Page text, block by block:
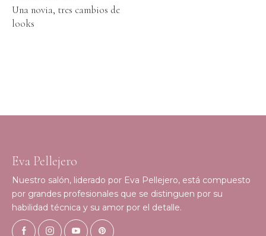
Una novia, tres cambios de
looks
Eva Pellejero
Nuestro salón, liderado por Eva Pellejero, está compuesto
por grandes profesionales que se distinguen por su
habilidad técnica y su amor por el detalle.